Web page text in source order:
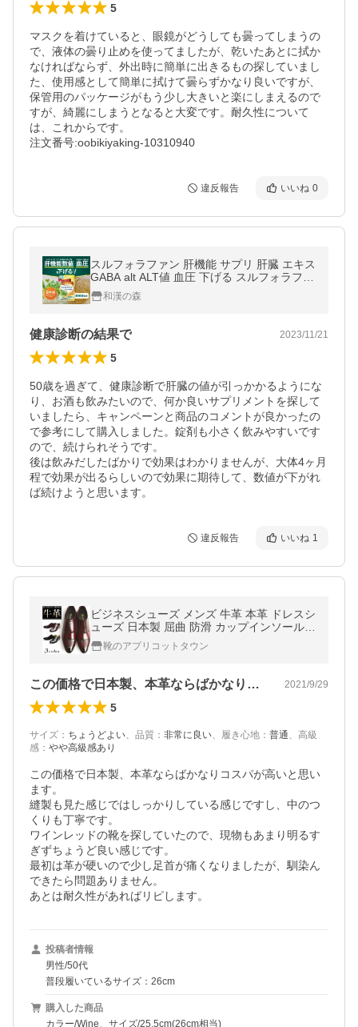
5
マスクを着けていると、眼鏡がどうしても曇ってしまうの
で、液体の曇り止めを使ってましたが、乾いたあとに拭か
なければならず、外出時に簡単に出きるもの探していまし
た、使用感として簡単に拭けて曇らずかなり良いですが、
保管用のパッケージがもう少し大きいと楽にしまえるので
すが、綺麗にしまうとなると大変です。耐久性について
は、これからです。
注文番号:oobikiyaking-10310940
違反報告 いいね 0
スルフォラファン 肝機能 サプリ 肝臓 エキス
GABA alt ALT値 血圧 下げる スルフォラファ
ン&amp;ギャバの恵み 和漢の森
和漢の森
健康診断の結果で 2023/11/21
5
50歳を過ぎて、健康診断で肝臓の値が引っかかるようにな
り、お酒も飲みたいので、何か良いサプリメントを探して
いましたら、キャンペーンと商品のコメントが良かったの
で参考にして購入しました。錠剤も小さく飲みやすいです
ので、続けられそうです。
後は飲みだしたばかりで効果はわかりませんが、大体4ヶ月
程で効果が出るらしいので効果に期待して、数値が下がれ
ば続けようと思います。
違反報告 いいね 1
ビジネスシューズ メンズ 牛革 本革 ドレスシ
ューズ 日本製 屈曲 防滑 カップインソール
ストレートチップ 内羽根 焦がし加工 紳士靴
男性 靴 メンズシューズ
靴のアプリコットタウン
この価格で日本製、本革ならばかなりコス… 2021/9/29
5
サイズ ： ちょうどよい、 品質 ： 非常に良い、 履き心地 ： 普通、 高級
感 ： やや高級感あり
この価格で日本製、本革ならばかなりコスパが高いと思い
ます。
縫製も見た感じではしっかりしている感じですし、中のつ
くりも丁寧です。
ワインレッドの靴を探していたので、現物もあまり明るす
ぎずちょうど良い感じです。
最初は革が硬いので少し足首が痛くなりましたが、馴染ん
できたら問題ありません。
あとは耐久性があればリピします。
投稿者情報
男性/50代
普段履いているサイズ：26cm
購入した商品
カラー/Wine、サイズ/25.5cm(26cm相当)